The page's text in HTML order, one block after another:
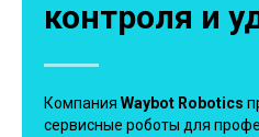
контроля и
Компания Waybot Robotics
сервисные роботы для